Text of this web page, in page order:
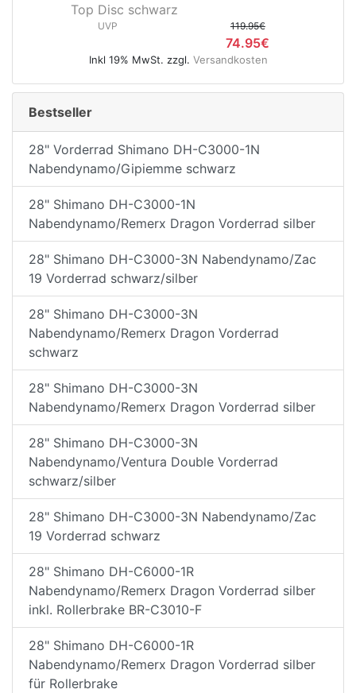
Top Disc schwarz
UVP 119.95€
74.95€
Inkl 19% MwSt. zzgl. Versandkosten
Bestseller
28" Vorderrad Shimano DH-C3000-1N
Nabendynamo/Gipiemme schwarz
28" Shimano DH-C3000-1N
Nabendynamo/Remerx Dragon Vorderrad silber
28" Shimano DH-C3000-3N Nabendynamo/Zac
19 Vorderrad schwarz/silber
28" Shimano DH-C3000-3N
Nabendynamo/Remerx Dragon Vorderrad
schwarz
28" Shimano DH-C3000-3N
Nabendynamo/Remerx Dragon Vorderrad silber
28" Shimano DH-C3000-3N
Nabendynamo/Ventura Double Vorderrad
schwarz/silber
28" Shimano DH-C3000-3N Nabendynamo/Zac
19 Vorderrad schwarz
28" Shimano DH-C6000-1R
Nabendynamo/Remerx Dragon Vorderrad silber
inkl. Rollerbrake BR-C3010-F
28" Shimano DH-C6000-1R
Nabendynamo/Remerx Dragon Vorderrad silber
für Rollerbrake